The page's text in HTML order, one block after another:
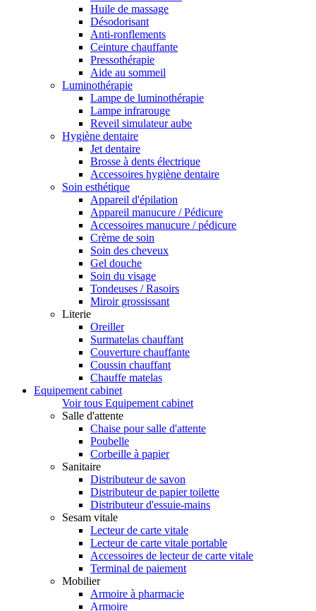
Huile de massage
Désodorisant
Anti-ronflements
Ceinture chauffante
Pressothérapie
Aide au sommeil
Luminothérapie
Lampe de luminothérapie
Lampe infrarouge
Reveil simulateur aube
Hygiène dentaire
Jet dentaire
Brosse à dents électrique
Accessoires hygiène dentaire
Soin esthétique
Appareil d'épilation
Appareil manucure / Pédicure
Accessoires manucure / pédicure
Crème de soin
Soin des cheveux
Gel douche
Soin du visage
Tondeuses / Rasoirs
Miroir grossissant
Literie
Oreiller
Surmatelas chauffant
Couverture chauffante
Coussin chauffant
Chauffe matelas
Equipement cabinet
Voir tous Equipement cabinet
Salle d'attente
Chaise pour salle d'attente
Poubelle
Corbeille à papier
Sanitaire
Distributeur de savon
Distributeur de papier toilette
Distributeur d'essuie-mains
Sesam vitale
Lecteur de carte vitale
Lecteur de carte vitale portable
Accessoires de lecteur de carte vitale
Terminal de paiement
Mobilier
Armoire à pharmacie
Armoire